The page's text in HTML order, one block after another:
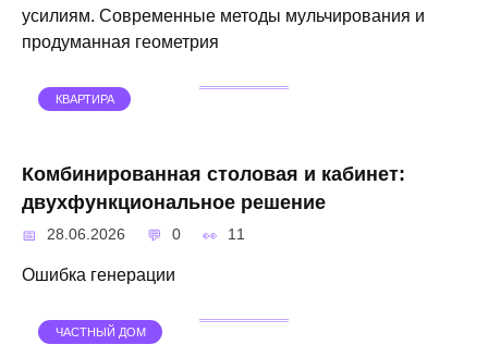
усилиям. Современные методы мульчирования и
продуманная геометрия
КВАРТИРА
Комбинированная столовая и кабинет:
двухфункциональное решение
28.06.2026 0 11
Ошибка генерации
ЧАСТНЫЙ ДОМ